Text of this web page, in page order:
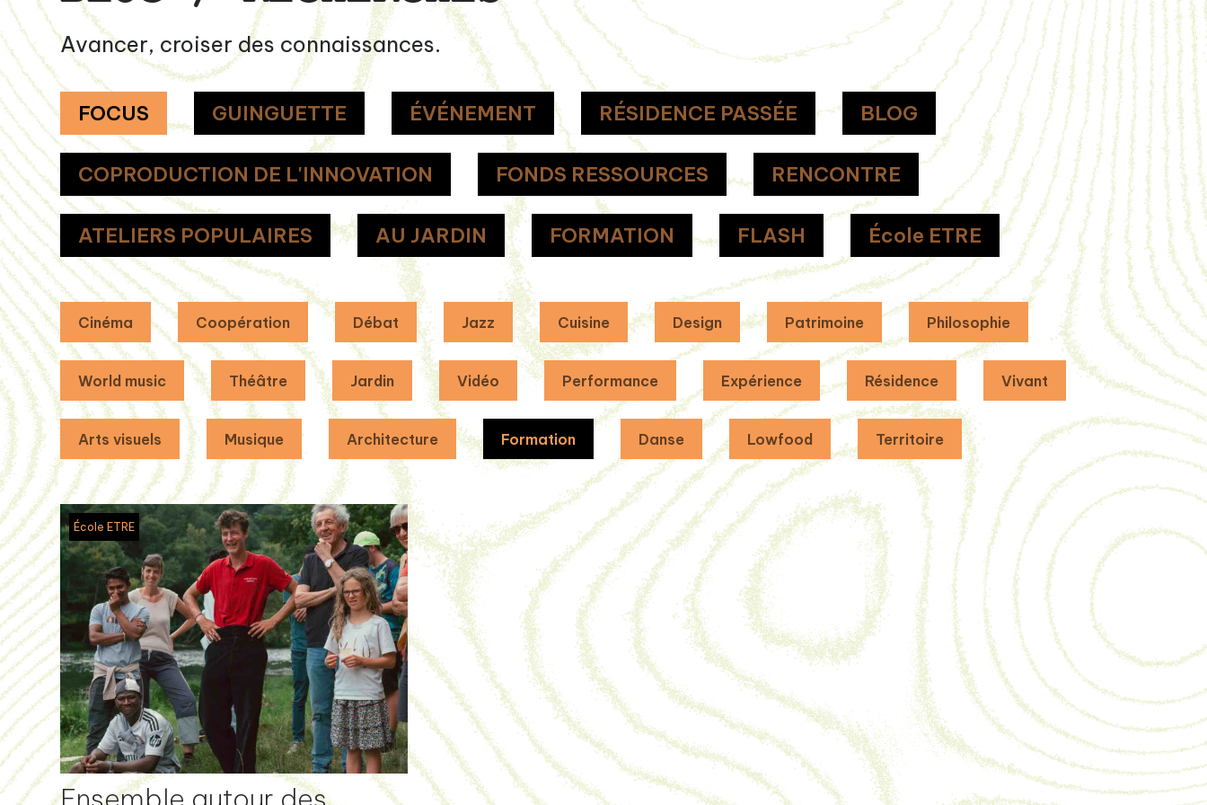
Avancer, croiser des connaissances.
FOCUS GUINGUETTE ÉVÉNEMENT RÉSIDENCE PASSÉE BLOG
COPRODUCTION DE L'INNOVATION FONDS RESSOURCES RENCONTRE
ATELIERS POPULAIRES AU JARDIN FORMATION FLASH École ETRE
Cinéma Coopération Débat Jazz Cuisine Design Patrimoine Philosophie
World music Théâtre Jardin Vidéo Performance Expérience Résidence Vivant
Arts visuels Musique Architecture Formation Danse Lowfood Territoire
École ETRE